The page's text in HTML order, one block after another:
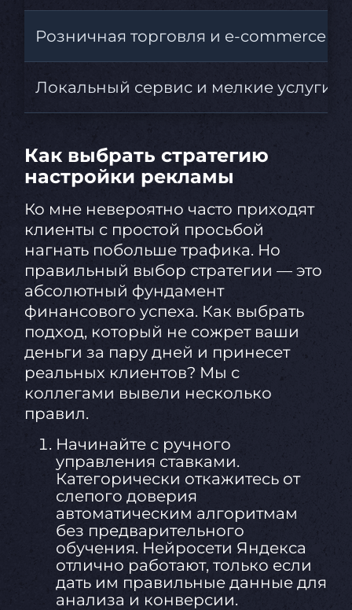
Розничная торговля и e-commerce
Локальный сервис и мелкие услуги
Как выбрать стратегию
настройки рекламы
Ко мне невероятно часто приходят
клиенты с простой просьбой
нагнать побольше трафика. Но
правильный выбор стратегии — это
абсолютный фундамент
финансового успеха. Как выбрать
подход, который не сожрет ваши
деньги за пару дней и принесет
реальных клиентов? Мы с
коллегами вывели несколько
правил.
Начинайте с ручного
управления ставками.
Категорически откажитесь от
слепого доверия
автоматическим алгоритмам
без предварительного
обучения. Нейросети Яндекса
отлично работают, только если
дать им правильные данные для
анализа и конверсии.